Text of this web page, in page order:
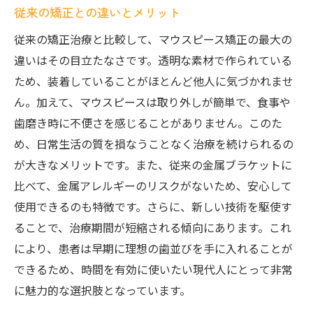
効果的な矯正のためのアドバイス
歯科矯正初心者必見マウスピースで始める簡単
ステップ
初めての歯科矯正で知っておくべきこと
透明マウスピース矯正の始め方ガイド
初心者におすすめの妙典駅の矯正歯科
安心して矯正を始めるための準備
ステップバイステップの矯正プロセス
矯正治療中の生活とケア
見た目を気にしない歯科矯正マウスピースのメ
リット
透明マウスピースのメリットとデザイン
生活への影響が少ない矯正方法
従来の矯正との違いとメリット
従来の矯正治療と比較して、マウスピース矯正の最大の
違いはその目立たなさです。透明な素材で作られている
ため、装着していることがほとんど他人に気づかれませ
ん。加えて、マウスピースは取り外しが簡単で、食事や
歯磨き時に不便さを感じることがありません。このた
め、日常生活の質を損なうことなく治療を続けられるの
が大きなメリットです。また、従来の金属ブラケットに
比べて、金属アレルギーのリスクがないため、安心して
使用できるのも特徴です。さらに、新しい技術を駆使す
ることで、治療期間が短縮される傾向にあります。これ
により、患者は早期に理想の歯並びを手に入れることが
できるため、時間を有効に使いたい現代人にとって非常
に魅力的な選択肢となっています。